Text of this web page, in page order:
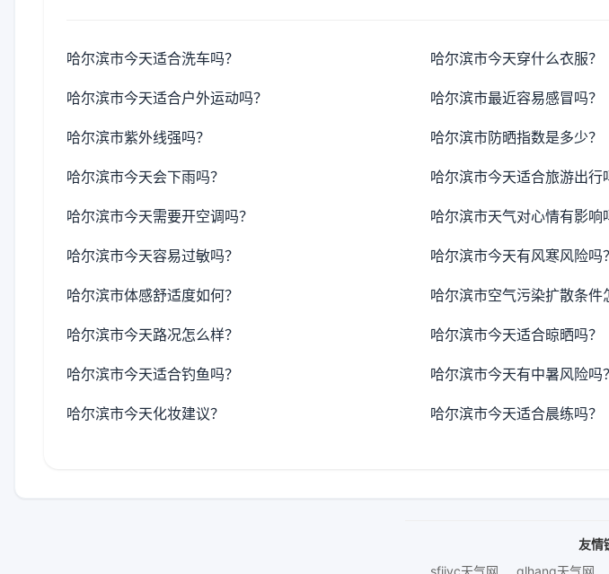
哈尔滨市今天适合洗车吗？ 哈尔滨市今天穿什么衣服？
哈尔滨市今天适合户外运动吗？ 哈尔滨市最近容易感冒吗？
哈尔滨市紫外线强吗？ 哈尔滨市防晒指数是多少？
哈尔滨市今天会下雨吗？ 哈尔滨市今天适合旅游出行
哈尔滨市今天需要开空调吗？ 哈尔滨市天气对心情有影响
哈尔滨市今天容易过敏吗？ 哈尔滨市今天有风寒风险吗？
哈尔滨市体感舒适度如何？ 哈尔滨市空气污染扩散条件
哈尔滨市今天路况怎么样？ 哈尔滨市今天适合晾晒吗？
哈尔滨市今天适合钓鱼吗？ 哈尔滨市今天有中暑风险吗？
哈尔滨市今天化妆建议？ 哈尔滨市今天适合晨练吗？
友情
sfijyc天气网
qlhanq天气网